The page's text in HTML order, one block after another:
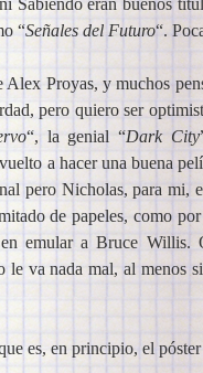
Sabiendo eran buenos
“Señales del Futuro“.
Proyas, y muchos
pero quiero ser
“, la genial “Dark City
a hacer una buena
pero Nicholas, para mi,
de papeles, como
emular a Bruce Willis.
va nada mal, al menos
es, en principio, el